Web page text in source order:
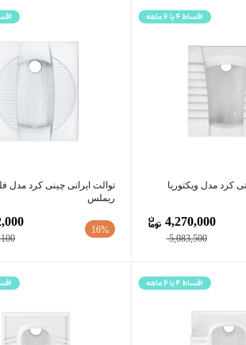
کرد مدل ویکتوریا
5,083,500
4,270,000
ریملس
16%